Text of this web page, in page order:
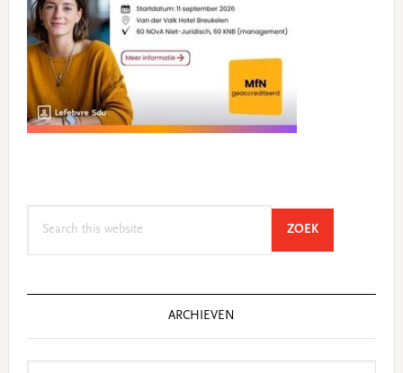
ZOEKSEARCH
ARCHIEVEN